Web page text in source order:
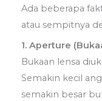
Ada beberapa
atau sempitnya
1. Aperture
Bukaan lensa
Semakin kecil
semakin besar